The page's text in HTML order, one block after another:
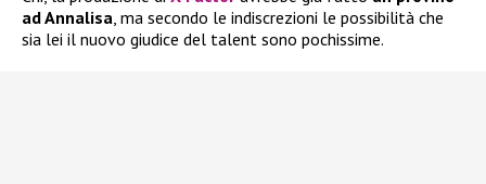
ad Annalisa , ma secondo le indiscrezioni le possibilità che
sia lei il nuovo giudice del talent sono pochissime.